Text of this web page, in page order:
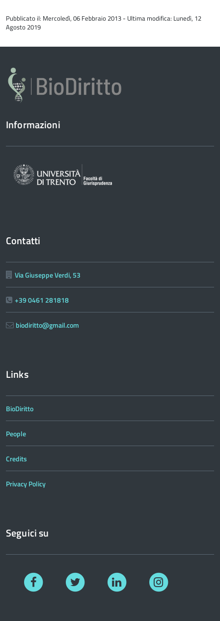
del
contenuto
Pubblicato il: Mercoledì, 06 Febbraio 2013 - Ultima modifica: Lunedì, 12
Agosto 2019
Informazioni
Contatti
Via Giuseppe Verdi, 53
+39 0461 281818
biodiritto@gmail.com
Links
BioDiritto
People
Credits
Privacy Policy
Seguici su
Facebook Linkedin